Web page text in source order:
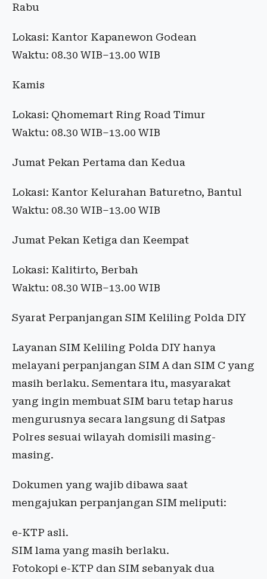
Rabu
Lokasi: Kantor Kapanewon Godean
Waktu: 08.30 WIB–13.00 WIB
Kamis
Lokasi: Qhomemart Ring Road Timur
Waktu: 08.30 WIB–13.00 WIB
Jumat Pekan Pertama dan Kedua
Lokasi: Kantor Kelurahan Baturetno, Bantul
Waktu: 08.30 WIB–13.00 WIB
Jumat Pekan Ketiga dan Keempat
Lokasi: Kalitirto, Berbah
Waktu: 08.30 WIB–13.00 WIB
Syarat Perpanjangan SIM Keliling Polda DIY
Layanan SIM Keliling Polda DIY hanya
melayani perpanjangan SIM A dan SIM C yang
masih berlaku. Sementara itu, masyarakat
yang ingin membuat SIM baru tetap harus
mengurusnya secara langsung di Satpas
Polres sesuai wilayah domisili masing-
masing.
Dokumen yang wajib dibawa saat
mengajukan perpanjangan SIM meliputi:
e-KTP asli.
SIM lama yang masih berlaku.
Fotokopi e-KTP dan SIM sebanyak dua